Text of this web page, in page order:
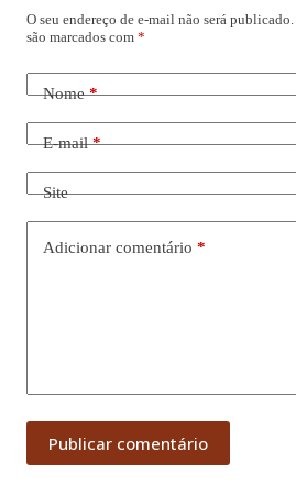
O seu endereço de e-mail não será publicado.
são marcados com *
Nome*
E-mail*
Site
Adicionar comentário *
Publicar comentário